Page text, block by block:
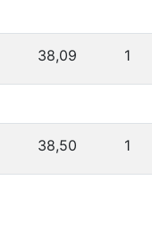
38,09 1
38,50 1